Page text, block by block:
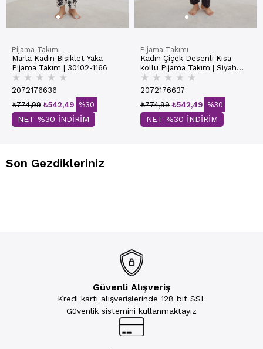
Pijama Takımı
Marla Kadın Bisiklet Yaka
Pijama Takım | 30102-1166
★ ★ ★ ★ ★
2072176636
₺542,49
₺774,99 %30
NET %30 İNDİRİM
Pijama Takımı
Kadın Çiçek Desenli Kısa
kollu Pijama Takım | Siyah
30102-1167
★ ★ ★ ★ ★
2072176637
₺542,49
₺774,99 %30
NET %30 İNDİRİM
Son Gezdikleriniz
Güvenli Alışveriş
Kredi kartı alışverişlerinde 128 bit SSL
Güvenlik sistemini kullanmaktayız